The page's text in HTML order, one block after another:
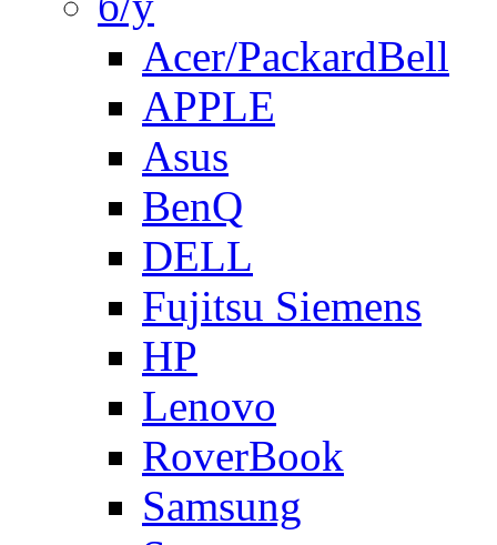
Acer/PackardBell
APPLE
Asus
BenQ
DELL
Fujitsu Siemens
HP
Lenovo
RoverBook
Samsung